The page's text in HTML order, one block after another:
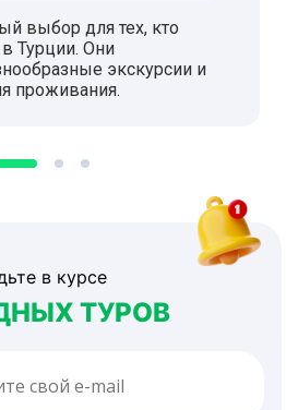
выбор для тех, кто
в Турции. Они
экскурсии и
проживания.
в курсе
ТУРОВ